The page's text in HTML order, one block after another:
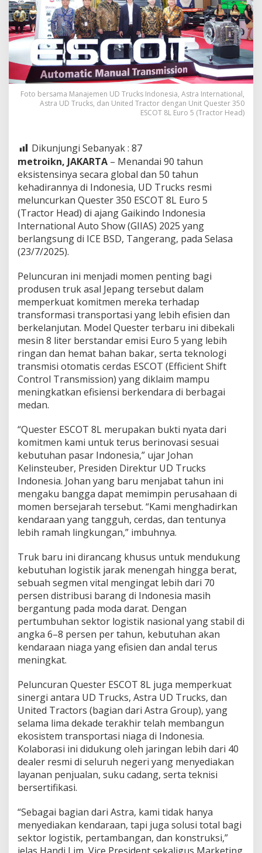
Foto bersama Manajemen UD Trucks Indonesia, Astra International,
Astra UD Trucks, dan United Tractor dengan Unit Quester 350
ESCOT 8L Euro 5 (Tractor Head)
Dikunjungi Sebanyak : 87
metroikn, JAKARTA – Menandai 90 tahun
eksistensinya secara global dan 50 tahun
kehadirannya di Indonesia, UD Trucks resmi
meluncurkan Quester 350 ESCOT 8L Euro 5
(Tractor Head) di ajang Gaikindo Indonesia
International Auto Show (GIIAS) 2025 yang
berlangsung di ICE BSD, Tangerang, pada Selasa
(23/7/2025).
Peluncuran ini menjadi momen penting bagi
produsen truk asal Jepang tersebut dalam
memperkuat komitmen mereka terhadap
transformasi transportasi yang lebih efisien dan
berkelanjutan. Model Quester terbaru ini dibekali
mesin 8 liter berstandar emisi Euro 5 yang lebih
ringan dan hemat bahan bakar, serta teknologi
transmisi otomatis cerdas ESCOT (Efficient Shift
Control Transmission) yang diklaim mampu
meningkatkan efisiensi berkendara di berbagai
medan.
“Quester ESCOT 8L merupakan bukti nyata dari
komitmen kami untuk terus berinovasi sesuai
kebutuhan pasar Indonesia,” ujar Johan
Kelinsteuber, Presiden Direktur UD Trucks
Indonesia. Johan yang baru menjabat tahun ini
mengaku bangga dapat memimpin perusahaan di
momen bersejarah tersebut. “Kami menghadirkan
kendaraan yang tangguh, cerdas, dan tentunya
lebih ramah lingkungan,” imbuhnya.
Truk baru ini dirancang khusus untuk mendukung
kebutuhan logistik jarak menengah hingga berat,
sebuah segmen vital mengingat lebih dari 70
persen distribusi barang di Indonesia masih
bergantung pada moda darat. Dengan
pertumbuhan sektor logistik nasional yang stabil di
angka 6–8 persen per tahun, kebutuhan akan
kendaraan niaga yang efisien dan andal terus
meningkat.
Peluncuran Quester ESCOT 8L juga memperkuat
sinergi antara UD Trucks, Astra UD Trucks, dan
United Tractors (bagian dari Astra Group), yang
selama lima dekade terakhir telah membangun
ekosistem transportasi niaga di Indonesia.
Kolaborasi ini didukung oleh jaringan lebih dari 40
dealer resmi di seluruh negeri yang menyediakan
layanan penjualan, suku cadang, serta teknisi
bersertifikasi.
“Sebagai bagian dari Astra, kami tidak hanya
menyediakan kendaraan, tapi juga solusi total bagi
sektor logistik, pertambangan, dan konstruksi,”